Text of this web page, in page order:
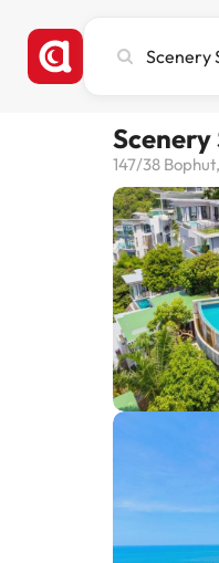
città,
destinazione
Scenery
147/38